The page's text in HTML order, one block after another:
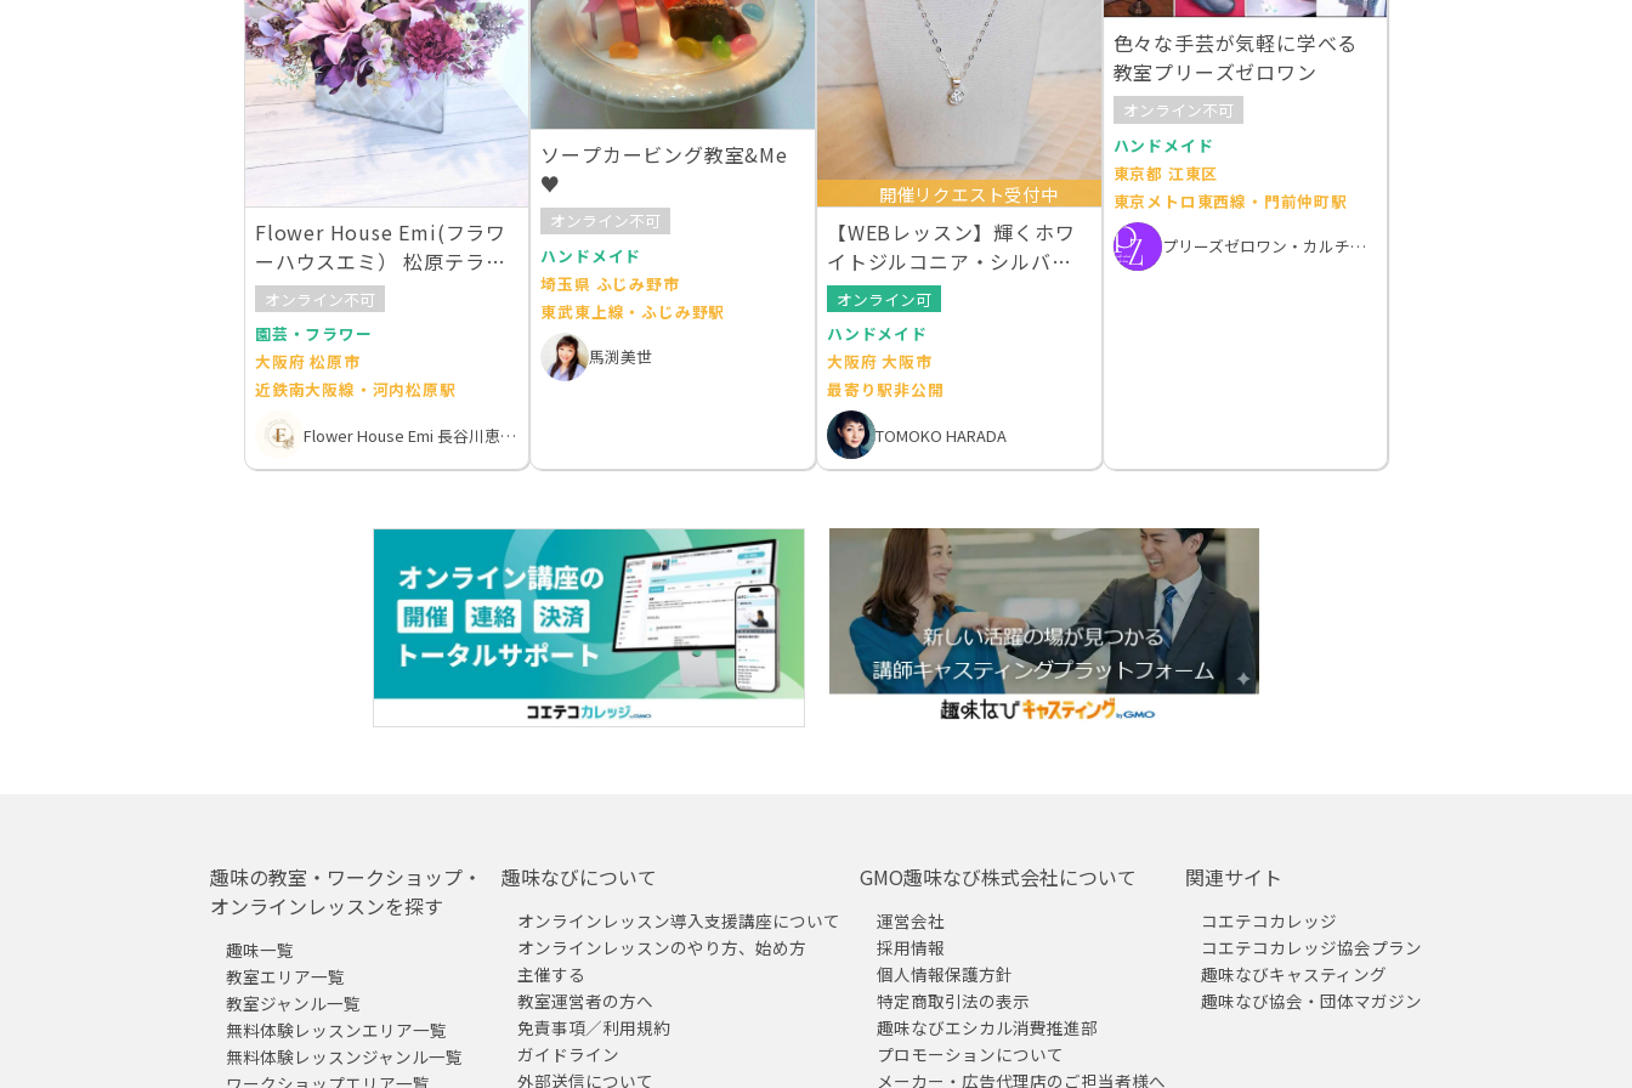
Flower House Emi(フラワ
ーハウスエミ） 松原テラス
教室
オンライン不可
園芸・フラワー
大阪府 松原市
近鉄南大阪線・河内松原駅
Flower House Emi 長谷川恵美子
ソープカービング教室&Me
♥
オンライン不可
ハンドメイド
埼玉県 ふじみ野市
東武東上線・ふじみ野駅
馬渕美世
開催リクエスト受付中
【WEBレッスン】輝くホワ
イトジルコニア・シルバー
ジュエリー全２回
オンライン可
ハンドメイド
大阪府 大阪市
最寄り駅非公開
TOMOKO HARADA
色々な手芸が気軽に学べる
教室プリーズゼロワン
オンライン不可
ハンドメイド
東京都 江東区
東京メトロ東西線・門前仲町駅
プリーズゼロワン・カルチャー教室
趣味の教室・ワークショップ・
オンラインレッスンを探す
趣味一覧
教室エリア一覧
教室ジャンル一覧
無料体験レッスンエリア一覧
無料体験レッスンジャンル一覧
趣味なびについて
オンラインレッスン導入支援講座について
オンラインレッスンのやり方、始め方
主催する
教室運営者の方へ
免責事項／利用規約
ガイドライン
外部送信について
GMO趣味なび株式会社について
運営会社
採用情報
個人情報保護方針
特定商取引法の表示
趣味なびエシカル消費推進部
プロモーションについて
メーカー・広告代理店のご担当者様へ
関連サイト
コエテコカレッジ
コエテコカレッジ協会プラン
趣味なびキャスティング
趣味なび協会・団体マガジン